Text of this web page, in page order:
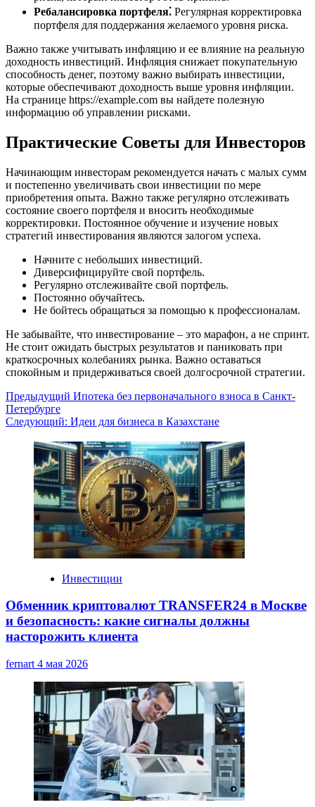
Ребалансировка портфеля⁚ Регулярная корректировка
портфеля для поддержания желаемого уровня риска.
Важно также учитывать инфляцию и ее влияние на реальную
доходность инвестиций. Инфляция снижает покупательную
способность денег, поэтому важно выбирать инвестиции,
которые обеспечивают доходность выше уровня инфляции.
На странице https://example.com вы найдете полезную
информацию об управлении рисками.
Практические Советы для Инвесторов
Начинающим инвесторам рекомендуется начать с малых сумм
и постепенно увеличивать свои инвестиции по мере
приобретения опыта. Важно также регулярно отслеживать
состояние своего портфеля и вносить необходимые
корректировки. Постоянное обучение и изучение новых
стратегий инвестирования являются залогом успеха.
Начните с небольших инвестиций.
Диверсифицируйте свой портфель.
Регулярно отслеживайте свой портфель.
Постоянно обучайтесь.
Не бойтесь обращаться за помощью к профессионалам.
Не забывайте, что инвестирование – это марафон, а не спринт.
Не стоит ожидать быстрых результатов и паниковать при
краткосрочных колебаниях рынка. Важно оставаться
спокойным и придерживаться своей долгосрочной стратегии.
Навигация
записи
Предыдущий Ипотека без первоначального взноса в Санкт-
Петербурге
Следующий: Идеи для бизнеса в Казахстане
Инвестиции
Обменник криптовалют TRANSFER24 в Москве
и безопасность: какие сигналы должны
насторожить клиента
fernart 4 мая 2026